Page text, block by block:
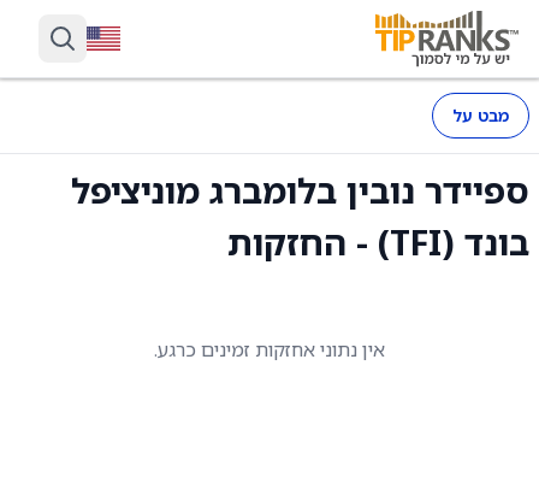
מבט על
ספיידר נובין בלומברג מוניציפל
בונד (TFI) - החזקות
אין נתוני אחזקות זמינים כרגע.